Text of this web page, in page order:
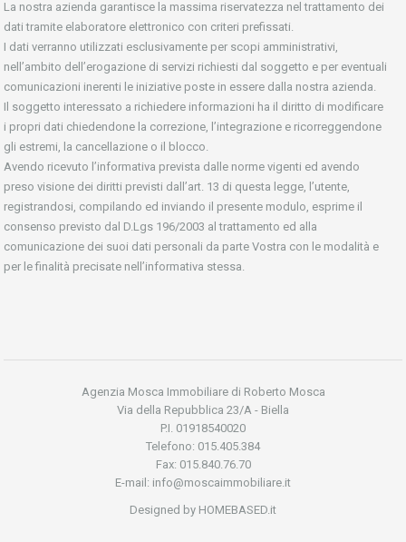
La nostra azienda garantisce la massima riservatezza nel trattamento dei
dati tramite elaboratore elettronico con criteri prefissati.
I dati verranno utilizzati esclusivamente per scopi amministrativi,
nell’ambito dell’erogazione di servizi richiesti dal soggetto e per eventuali
comunicazioni inerenti le iniziative poste in essere dalla nostra azienda.
Il soggetto interessato a richiedere informazioni ha il diritto di modificare
i propri dati chiedendone la correzione, l’integrazione e ricorreggendone
gli estremi, la cancellazione o il blocco.
Avendo ricevuto l’informativa prevista dalle norme vigenti ed avendo
preso visione dei diritti previsti dall’art. 13 di questa legge, l’utente,
registrandosi, compilando ed inviando il presente modulo, esprime il
consenso previsto dal D.Lgs 196/2003 al trattamento ed alla
comunicazione dei suoi dati personali da parte Vostra con le modalità e
per le finalità precisate nell’informativa stessa.
Agenzia Mosca Immobiliare di Roberto Mosca
Via della Repubblica 23/A - Biella
P.I. 01918540020
Telefono: 015.405.384
Fax: 015.840.76.70
E-mail: info@moscaimmobiliare.it
Designed by HOMEBASED.it